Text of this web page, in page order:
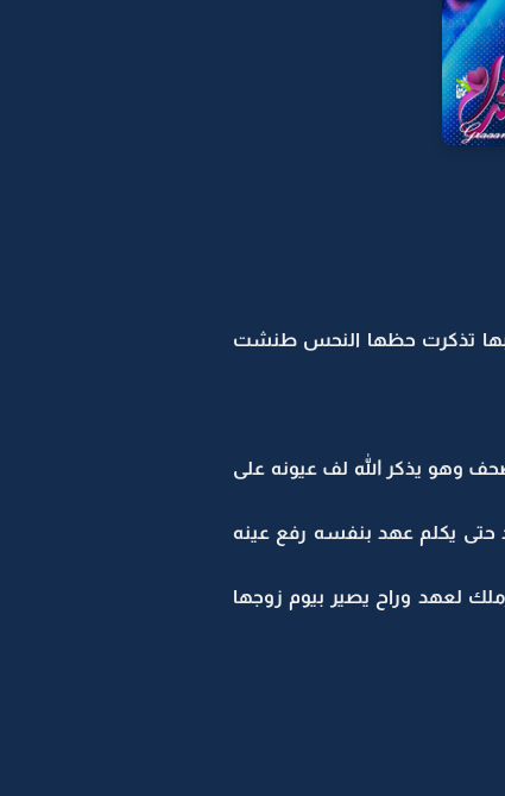
تذكرت حظها النحس طنشت
وهو يذكر الله لف عيونه على
حتى يكلم عهد بنفسه رفع عينه
لعهد وراح يصير بيوم زوجها